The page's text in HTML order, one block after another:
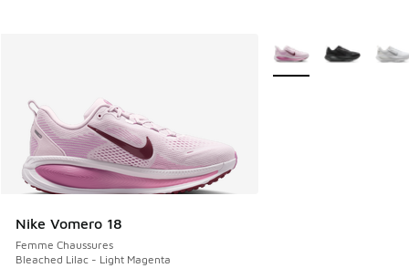
Nike Vomero 18
Femme Chaussures
Bleached Lilac - Light Magenta
Plus de couleurs